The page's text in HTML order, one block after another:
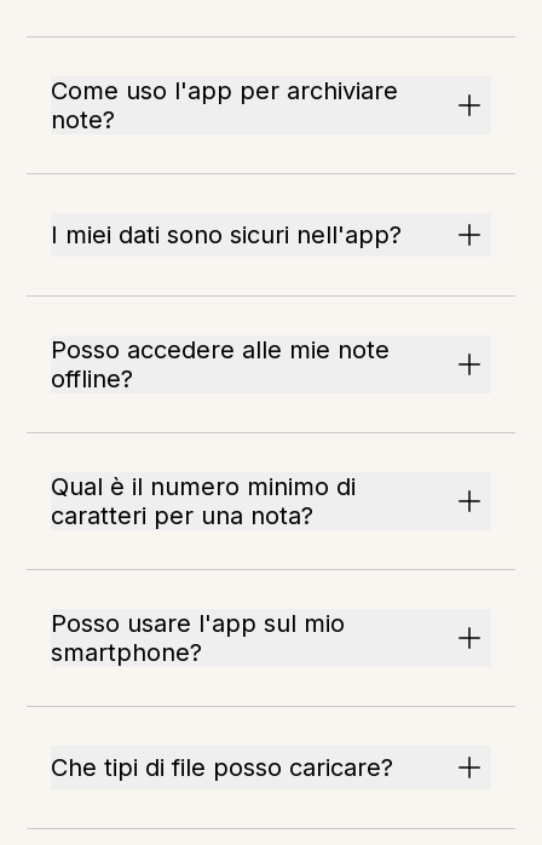
Come uso l'app per archiviare
note?
I miei dati sono sicuri nell'app?
Posso accedere alle mie note
offline?
Qual è il numero minimo di
caratteri per una nota?
Posso usare l'app sul mio
smartphone?
Che tipi di file posso caricare?